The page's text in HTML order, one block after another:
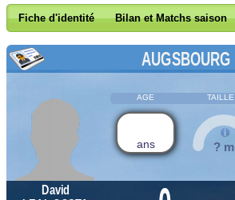
Fiche d'identité Bilan et Matchs saison
AUGSBOURG
AGE TAILLE
ans ? m
David